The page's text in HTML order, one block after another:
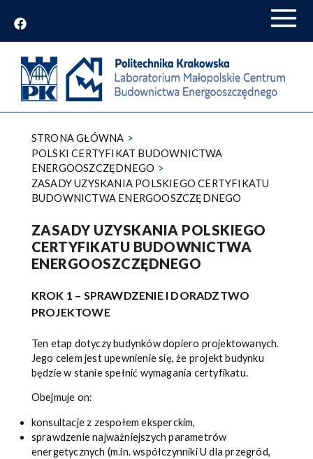
STRONA GŁÓWNA
POLSKI CERTYFIKAT BUDOWNICTWA
ENERGOOSZCZĘDNEGO
ZASADY UZYSKANIA POLSKIEGO CERTYFIKATU
BUDOWNICTWA ENERGOOSZCZĘDNEGO
ZASADY UZYSKANIA POLSKIEGO
CERTYFIKATU BUDOWNICTWA
ENERGOOSZCZĘDNEGO
KROK 1 – SPRAWDZENIE I DORADZTWO
PROJEKTOWE
Ten etap dotyczy budynków dopiero projektowanych.
Jego celem jest upewnienie się, że projekt budynku
będzie w stanie spełnić wymagania certyfikatu.
Obejmuje on:
konsultacje z zespołem eksperckim,
sprawdzenie najważniejszych parametrów
energetycznych (m.in. współczynniki U dla przegród,